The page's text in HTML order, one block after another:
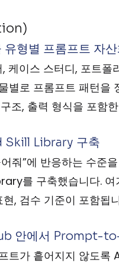
유형별 프롬프트 자
케이스 스터디, 포트폴
별로 프롬프트 패턴을
조, 출력 형식을 포함
Skill Library 구축
어줘”에 반응하는 수준
를 구축했습니다.
, 검수 기준이 포함됩
안에서 Prompt-
트가 흩어지지 않도록